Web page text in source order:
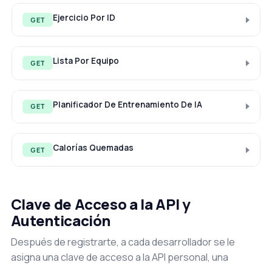
GET Ejercicio Por ID
GET Lista Por Equipo
GET Planificador De Entrenamiento De IA
GET Calorías Quemadas
Clave de Acceso a la API y
Autenticación
Después de registrarte, a cada desarrollador se le
asigna una clave de acceso a la API personal, una